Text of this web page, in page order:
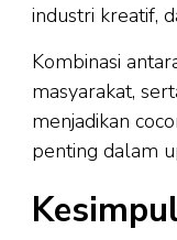
industri kreatif,
Kombinasi
masyarakat,
menjadikan
penting dalam